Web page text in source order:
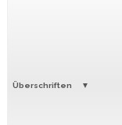
Überschriften